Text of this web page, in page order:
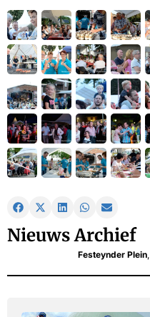
Nieuws Archief
Festeynder Plein,